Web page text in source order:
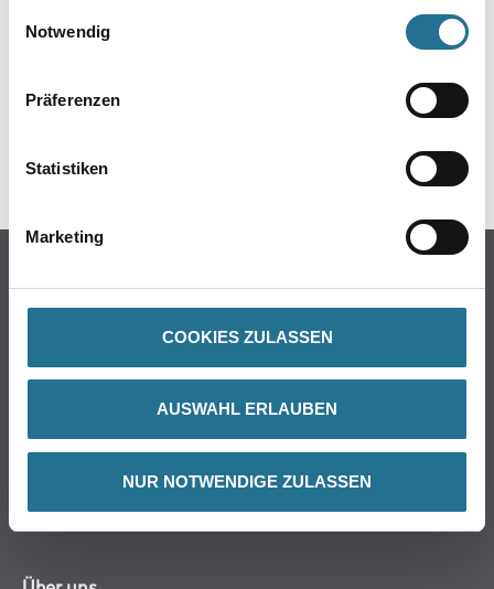
Notwendig
Präferenzen
Statistiken
Marketing
COOKIES ZULASSEN
AUSWAHL ERLAUBEN
NUR NOTWENDIGE ZULASSEN
DATENBLÄTTER
SPEZIFIKATIONEN
Farbe
Trockenbau
Putze- und Spachtelmassen
Wand- & Deckenbeläge
Werkzeug & Maschinen